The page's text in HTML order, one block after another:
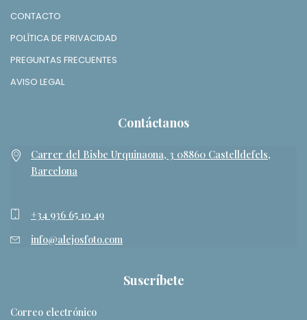
CONTACTO
POLÍTICA DE PRIVACIDAD
PREGUNTAS FRECUENTES
AVISO LEGAL
Contáctanos
Carrer del Bisbe Urquinaona, 3 08860 Castelldefels,
Barcelona
+34 936 65 10 49
info@alejosfoto.com
Suscríbete
Correo electrónico